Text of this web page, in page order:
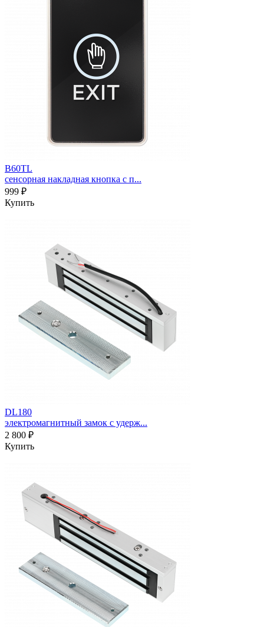
B60TL
сенсорная накладная кнопка с п...
999 ₽
Купить
DL180
электромагнитный замок с удерж...
2 800 ₽
Купить